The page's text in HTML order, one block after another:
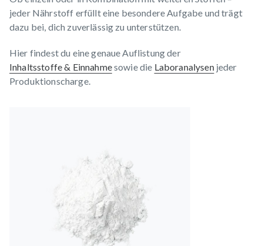
jeder Nährstoff erfüllt eine besondere Aufgabe und trägt
dazu bei, dich zuverlässig zu unterstützen.
Hier findest du eine genaue Auflistung der
Inhaltsstoffe & Einnahmesowie die Laboranalysenjeder
Produktionscharge.